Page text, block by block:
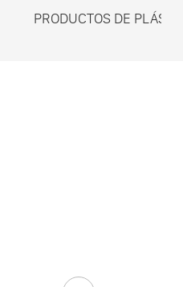
PRODUCTOS DE